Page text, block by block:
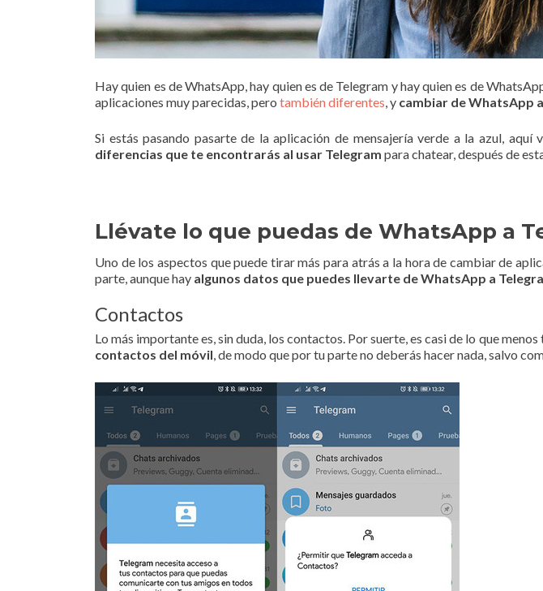
Hay quien es de WhatsApp, hay quien es de Telegram y hay quien es de
aplicaciones muy parecidas, pero también diferentes, y cambiar de WhatsApp
Si estás pasando pasarte de la aplicación de mensajería verde a la azul,
diferencias que te encontrarás al usar Telegram para chatear, después de
Llévate lo que puedas de WhatsApp a
Uno de los aspectos que puede tirar más para atrás a la hora de cambiar de
parte, aunque hay algunos datos que puedes llevarte de WhatsApp a
Contactos
Lo más importante es, sin duda, los contactos. Por suerte, es casi de lo que
contactos del móvil, de modo que por tu parte no deberás hacer nada, salvo